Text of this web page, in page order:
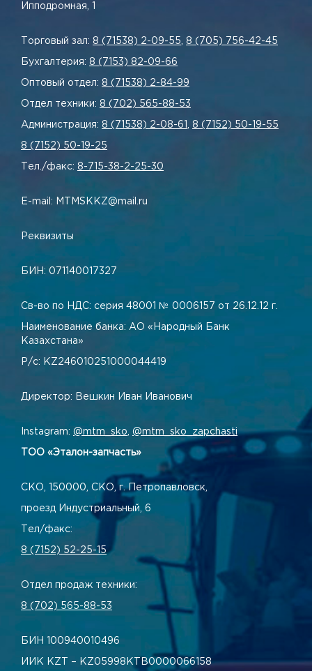
Ипподромная, 1
Торговый зал: 8 (71538) 2-09-55 8 (705) 756-42-45
Бухгалтерия: 8 (7153) 82-09-66
Оптовый отдел: 8 (71538) 2-84-99
Отдел техники: 8 (702) 565-88-53
Администрация: 8 (71538) 2-08-61 8 (7152) 50-19-55
8 (7152) 50-19-25
Тел./факс: 8-715-38-2-25-30
E-mail: MTMSKKZ@mail.ru
Реквизиты
БИН: 071140017327
Св-во по НДС: серия 48001 № 0006157 от 26.12.12 г.
Наименование банка: АО «Народный Банк
Казахстана»
Р/с: KZ246010251000044419
Директор: Вешкин Иван Иванович
Instagram: @mtm_sko @mtm_sko_zapchasti
ТОО «Эталон-запчасть»
СКО, 150000, СКО, г. Петропавловск,
проезд Индустриальный, 6
Тел/факс:
8 (7152) 52-25-15
Отдел продаж техники:
8 (702) 565-88-53
БИН 100940010496
ИИК KZT – KZ05998КТВ0000066158